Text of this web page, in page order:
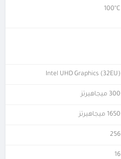
100°C
Intel UHD Graphics (32EU)
300 ميجاهيرتز
1650 ميجاهيرتز
256
16